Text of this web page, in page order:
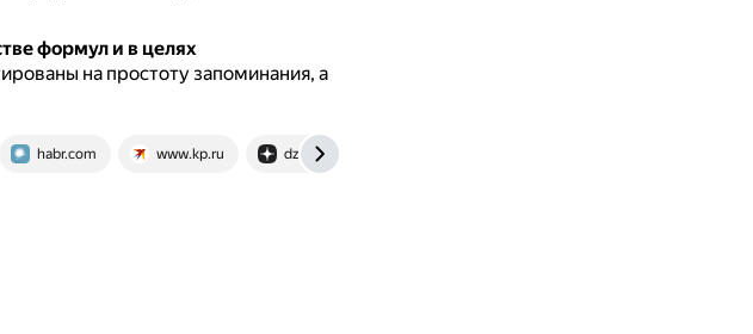
формул и в целях
на простоту запоминания, а
habr.com www.kp.ru dzen.ru